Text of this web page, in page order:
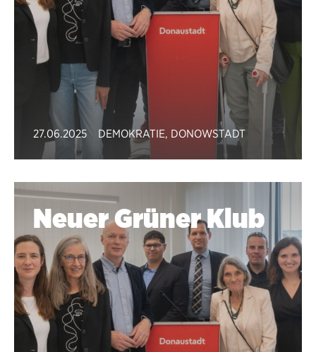
27.06.2025 DEMOKRATIE, DONOWSTADT
Neuer Grüner Klub